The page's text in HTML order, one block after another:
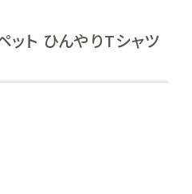
ット ひんやりTシャツ